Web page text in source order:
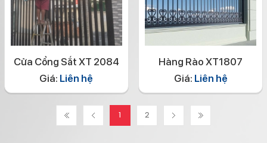
Cửa Cổng Sắt XT 2084
Giá: Liên hệ
Hàng Rào XT1807
Giá: Liên hệ
1 2